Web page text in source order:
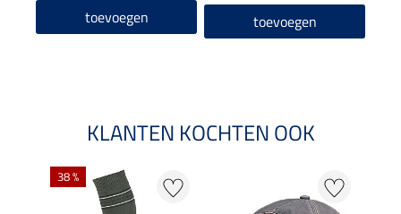
toevoegen toevoegen
KLANTEN KOCHTEN OOK
38 %